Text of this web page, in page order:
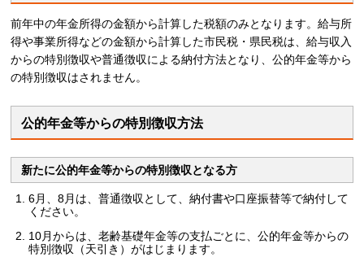
前年中の年金所得の金額から計算した税額のみとなります。給与所
得や事業所得などの金額から計算した市民税・県民税は、給与収入
からの特別徴収や普通徴収による納付方法となり、公的年金等から
の特別徴収はされません。
公的年金等からの特別徴収方法
新たに公的年金等からの特別徴収となる方
6月、8月は、普通徴収として、納付書や口座振替等で納付して
ください。
10月からは、老齢基礎年金等の支払ごとに、公的年金等からの
特別徴収（天引き）がはじまります。